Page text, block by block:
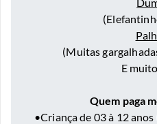
(Muitas
E
Quem paga
•Criança de 03 à 12